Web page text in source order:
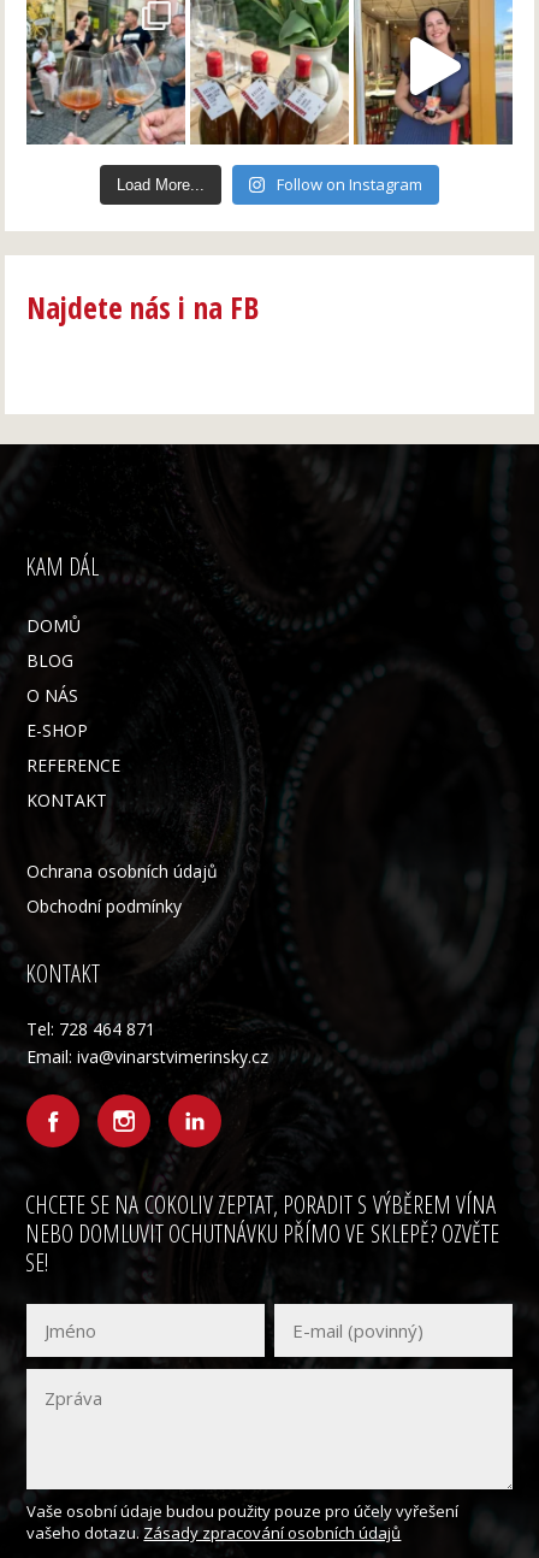
Load More... Follow on Instagram
Najdete nás i na FB
KAM DÁL
DOMŮ
BLOG
O NÁS
E-SHOP
REFERENCE
KONTAKT
Ochrana osobních údajů
Obchodní podmínky
KONTAKT
Tel: 728 464 871
Email: iva@vinarstvimerinsky.cz
CHCETE SE NA COKOLIV ZEPTAT, PORADIT S VÝBĚREM VÍNA
NEBO DOMLUVIT OCHUTNÁVKU PŘÍMO VE SKLEPĚ? OZVĚTE
SE!
Vaše osobní údaje budou použity pouze pro účely vyřešení
vašeho dotazu. Zásady zpracování osobních údajů